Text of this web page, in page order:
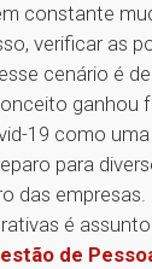
constante
verificar as
cenário é
ganhou
19 como
para
das empresas.
é
de